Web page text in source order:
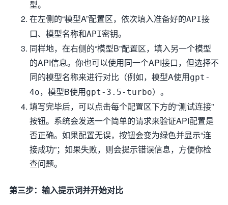
型。
在左侧的“模型A”配置区，依次填入准备好的API接
口、 模型名称和API密钥。
同样地，在右侧的“模型B”配置区，填入另一个模型
的API信息。你也可以使用同一个API接口，但选择不
同的模型名称来进行对比（例如，模型A使用gpt-
4o，模型B使用gpt-3.5-turbo）。
填写完毕后，可以点击每个配置区下方的“测试连接”
按钮。系统会发送一个简单的请求来验证API配置是
否正确。如果配置无误，按钮会变为绿色并显示“连
接成功”；如果失败，则会提示错误信息，方便你检
查问题。
第三步：输入提示词并开始对比